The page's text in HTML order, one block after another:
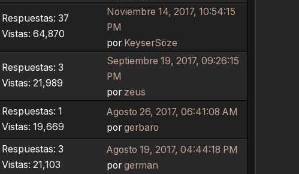
Respuestas: 37
Vistas: 64,870
Noviembre 14, 2017, 10:54:15
PM
por KeyserSöze
Respuestas: 3
Vistas: 21,989
Septiembre 19, 2017, 09:26:15
PM
por zeus
Respuestas: 1
Vistas: 19,669
Agosto 26, 2017, 06:41:08 AM
por gerbaro
Respuestas: 3
Vistas: 21,103
Agosto 19, 2017, 04:44:18 PM
por german